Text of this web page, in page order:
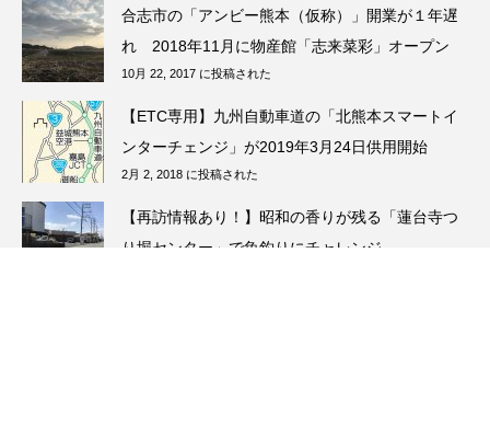
合志市の「アンビー熊本（仮称）」開業が１年遅
れ 2018年11月に物産館「志来菜彩」オープン
10月 22, 2017 に投稿された
【ETC専用】九州自動車道の「北熊本スマートイ
ンターチェンジ」が2019年3月24日供用開始
2月 2, 2018 に投稿された
【再訪情報あり！】昭和の香りが残る「蓮台寺つ
り堀センター」で魚釣りにチャレンジ